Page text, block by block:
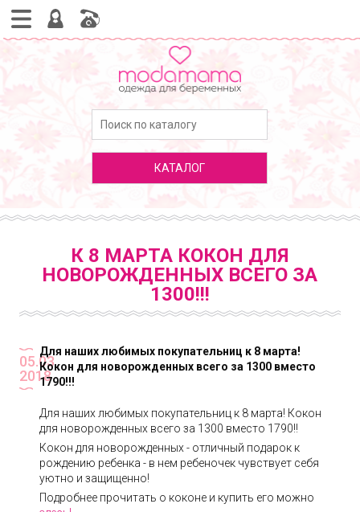
КАТАЛОГ
К 8 МАРТА КОКОН ДЛЯ
НОВОРОЖДЕННЫХ ВСЕГО ЗА
1300!!!
05.03
2018
Для наших любимых покупательниц к 8 марта!
Кокон для новорожденных всего за 1300 вместо
1790!!!
Для наших любимых покупательниц к 8 марта! Кокон
для новорожденных всего за 1300 вместо 1790!!
Кокон для новорожденных - отличный подарок к
рождению ребенка - в нем ребеночек чувствует себя
уютно и защищенно!
Подробнее прочитать о коконе и купить его можно